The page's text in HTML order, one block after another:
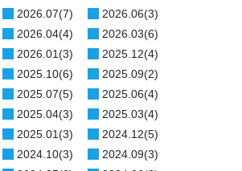
2026.07(7)
2026.06(3)
2026.04(4)
2026.03(6)
2026.01(3)
2025.12(4)
2025.10(6)
2025.09(2)
2025.07(5)
2025.06(4)
2025.04(3)
2025.03(4)
2025.01(3)
2024.12(5)
2024.10(3)
2024.09(3)